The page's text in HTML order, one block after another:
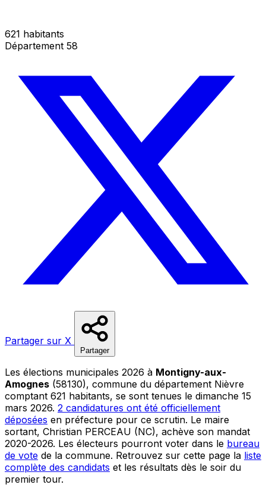
621 habitants
Département 58
Partager sur X
Partager
Les élections municipales 2026 à Montigny-aux-
Amognes (58130), commune du département Nièvre
comptant 621 habitants, se sont tenues le dimanche 15
mars 2026. 2 candidatures ont été officiellement
déposées en préfecture pour ce scrutin. Le maire
sortant, Christian PERCEAU (NC), achève son mandat
2020-2026. Les électeurs pourront voter dans le bureau
de vote de la commune. Retrouvez sur cette page la liste
complète des candidats et les résultats dès le soir du
premier tour.